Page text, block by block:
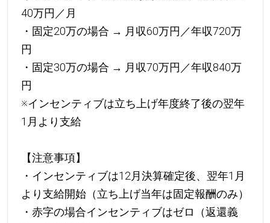
40万円／月
・固定20万の場合 → 月収60万円／年収720万
円
・固定30万の場合 → 月収70万円／年収840万
円
※インセンティブは立ち上げ年度終了後の翌年
1月より支給
【注意事項】
・インセンティブは12月決算確定後、翌年1月
より支給開始（立ち上げ当年は固定報酬のみ）
・赤字の場合インセンティブはゼロ（返還義